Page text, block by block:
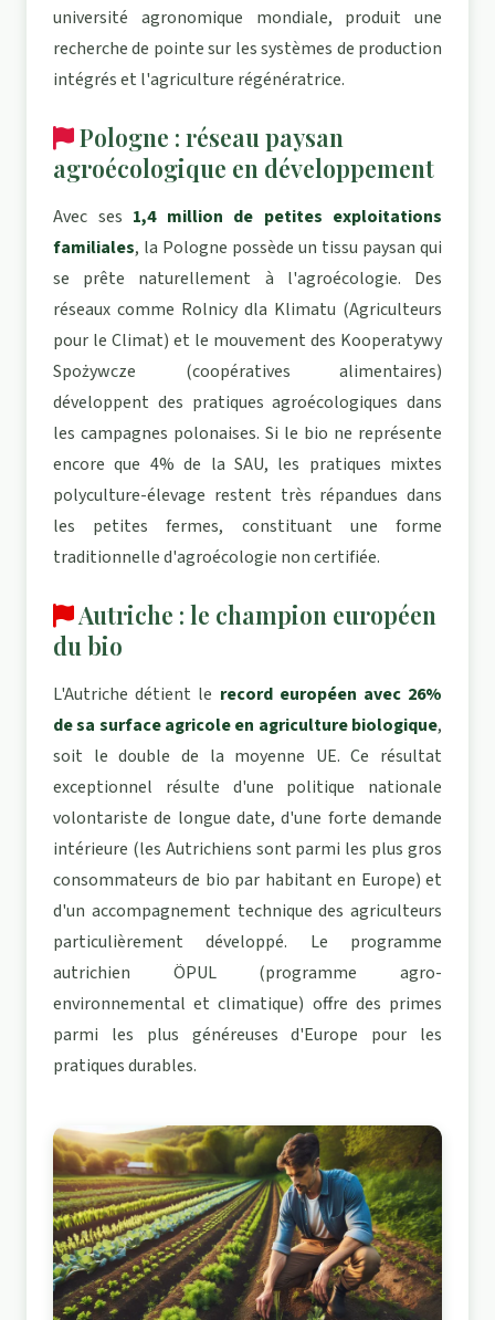
université agronomique mondiale, produit une
recherche de pointe sur les systèmes de production
intégrés et l'agriculture régénératrice.
Pologne : réseau paysan
agroécologique en développement
Avec ses 1,4 million de petites exploitations
familiales, la Pologne possède un tissu paysan qui
se prête naturellement à l'agroécologie. Des
réseaux comme Rolnicy dla Klimatu (Agriculteurs
pour le Climat) et le mouvement des Kooperatywy
Spożywcze (coopératives alimentaires)
développent des pratiques agroécologiques dans
les campagnes polonaises. Si le bio ne représente
encore que 4% de la SAU, les pratiques mixtes
polyculture-élevage restent très répandues dans
les petites fermes, constituant une forme
traditionnelle d'agroécologie non certifiée.
Autriche : le champion européen
du bio
L'Autriche détient le record européen avec 26%
de sa surface agricole en agriculture biologique,
soit le double de la moyenne UE. Ce résultat
exceptionnel résulte d'une politique nationale
volontariste de longue date, d'une forte demande
intérieure (les Autrichiens sont parmi les plus gros
consommateurs de bio par habitant en Europe) et
d'un accompagnement technique des agriculteurs
particulièrement développé. Le programme
autrichien ÖPUL (programme agro-
environnemental et climatique) offre des primes
parmi les plus généreuses d'Europe pour les
pratiques durables.